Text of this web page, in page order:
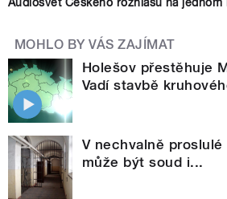
MOHLO BY VÁS ZAJÍMAT
Holešov přestěhuje
Vadí stavbě
V nechvalně
může být soud i...